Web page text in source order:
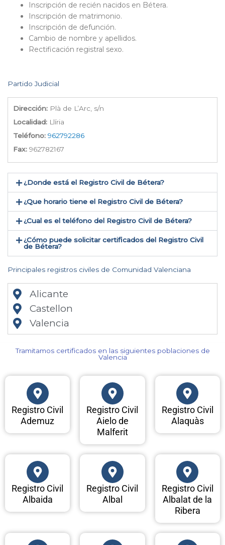
Inscripción de recién nacidos en Bétera.
Inscripción de matrimonio.
Inscripción de defunción.
Cambio de nombre y apellidos.
Rectificación registral sexo.
Partido Judicial
Dirección: Plà de L’Arc, s/n
Localidad: Llíria
Teléfono: 962792286
Fax: 962782167
¿Donde está el Registro Civil de Bétera​?
¿Que horario tiene el Registro Civil de Bétera?
¿Cual es el teléfono del Registro Civil de Bétera​?
¿Cómo puede solicitar certificados del Registro Civil
de Bétera​?
Principales registros civiles de Comunidad Valenciana
Alicante
Castellon
Valencia
Tramitamos certificados en las siguientes poblaciones de
Valencia​
Registro Civil
Ademuz
Registro Civil
Aielo de
Malferit
Registro Civil
Alaquàs
Registro Civil
Albaida
Registro Civil
Albal
Registro Civil
Albalat de la
Ribera